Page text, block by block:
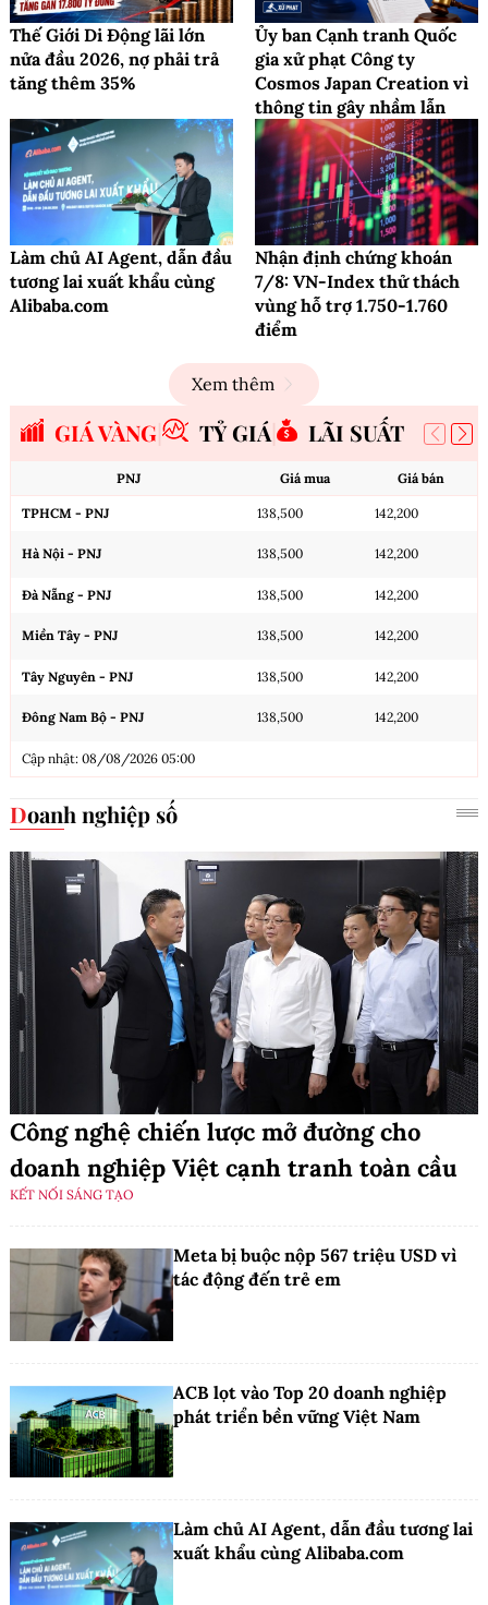
Thế Giới Di Động lãi lớn
nửa đầu 2026, nợ phải trả
tăng thêm 35%
Ủy ban Cạnh tranh Quốc
gia xử phạt Công ty
Cosmos Japan Creation vì
thông tin gây nhầm lẫn
Làm chủ AI Agent, dẫn đầu
tương lai xuất khẩu cùng
Alibaba.com
Nhận định chứng khoán
7/8: VN-Index thử thách
vùng hỗ trợ 1.750-1.760
điểm
Xem thêm
GIÁ VÀNG TỶ GIÁ LÃI SUẤT
PNJ Giá mua Giá bán
TPHCM - PNJ 138,500 142,200
Hà Nội - PNJ 138,500 142,200
Đà Nẵng - PNJ 138,500 142,200
Miền Tây - PNJ 138,500 142,200
Tây Nguyên - PNJ 138,500 142,200
Đông Nam Bộ - PNJ 138,500 142,200
Cập nhật: 08/08/2026 05:00
Doanh nghiệp số
Công nghệ chiến lược mở đường cho
doanh nghiệp Việt cạnh tranh toàn cầu
KẾT NỐI SÁNG TẠO
Meta bị buộc nộp 567 triệu USD vì
tác động đến trẻ em
ACB lọt vào Top 20 doanh nghiệp
phát triển bền vững Việt Nam
Làm chủ AI Agent, dẫn đầu tương lai
xuất khẩu cùng Alibaba.com